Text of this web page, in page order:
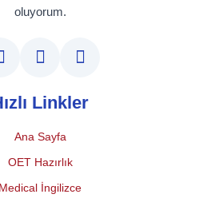
oluyorum.
Linkler
Ana Sayfa
OET Hazırlık
Medical İngilizce